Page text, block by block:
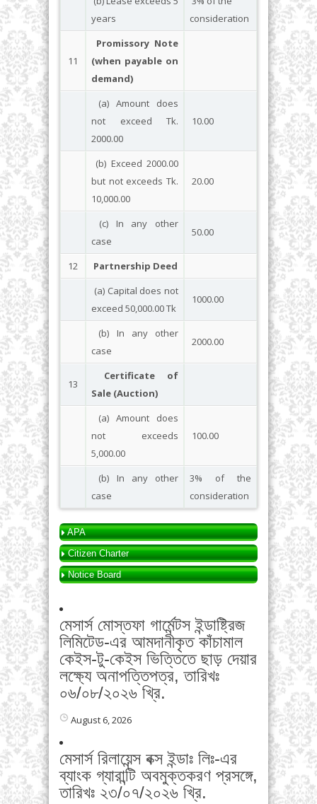
years
consideration
11
Promissory Note
(when payable on
demand)
(a) Amount does
not exceed Tk.
2000.00
10.00
(b) Exceed 2000.00
but not exceeds Tk.
10,000.00
20.00
(c) In any other
case
50.00
12
Partnership Deed
(a) Capital does not
exceed 50,000.00 Tk
1000.00
(b) In any other
case
2000.00
13
Certificate of
Sale (Auction)
(a) Amount does
not exceeds
5,000.00
100.00
(b) In any other
case
3% of the
consideration
APA
Citizen Charter
Notice Board
মেসার্স মোস্তফা গার্মেন্টস ইন্ডাষ্ট্রিজ
লিমিটেড-এর আমদানীকৃত কাঁচামাল
কেইস-টু-কেইস ভিত্তিতে ছাড় দেয়ার
লক্ষ্যে অনাপত্তিপত্র, তারিখঃ
০৬/০৮/২০২৬ খ্রি.
August 6, 2026
মেসার্স রিলায়েন্স বক্স ইন্ডাঃ লিঃ-এর
ব্যাংক গ্যারান্টি অবমুক্তকরণ প্রসঙ্গে,
তারিখঃ ২৩/০৭/২০২৬ খ্রি.